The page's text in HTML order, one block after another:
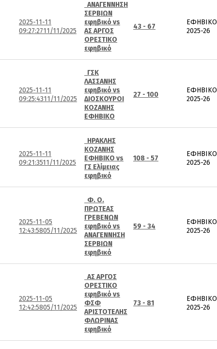
2025-11-11
09:27:2711/11/2025
ΑΝΑΓΕΝΝΗΣΗ
ΣΕΡΒΙΩΝ
εφηβικό vs
ΑΣ ΑΡΓΟΣ
ΟΡΕΣΤΙΚΟ
εφηβικό
43 - 67
ΕΦΗΒΙΚΟ
2025-26
2025-11-11
09:25:4311/11/2025
ΓΣΚ
ΛΑΣΣΑΝΗΣ
εφηβικό vs
ΔΙΟΣΚΟΥΡΟΙ
ΚΟΖΑΝΗΣ
ΕΦΗΒΙΚΟ
27 - 100
ΕΦΗΒΙΚΟ
2025-26
2025-11-11
09:21:3511/11/2025
ΗΡΑΚΛΗΣ
ΚΟΖΑΝΗΣ
ΕΦΗΒΙΚΟ vs
ΓΣ Ελίμειας
εφηβικό
108 - 57
ΕΦΗΒΙΚΟ
2025-26
2025-11-05
12:43:5805/11/2025
Φ. Ο.
ΠΡΩΤΕΑΣ
ΓΡΕΒΕΝΩΝ
εφηβικό vs
ΑΝΑΓΕΝΝΗΣΗ
ΣΕΡΒΙΩΝ
εφηβικό
59 - 34
ΕΦΗΒΙΚΟ
2025-26
2025-11-05
12:42:5805/11/2025
ΑΣ ΑΡΓΟΣ
ΟΡΕΣΤΙΚΟ
εφηβικό vs
ΦΣΦ
ΑΡΙΣΤΟΤΕΛΗΣ
ΦΛΩΡΙΝΑΣ
εφηβικό
73 - 81
ΕΦΗΒΙΚΟ
2025-26